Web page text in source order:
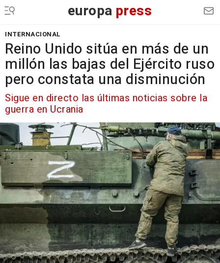
europa press
INTERNACIONAL
Reino Unido sitúa en más de un
millón las bajas del Ejército ruso
pero constata una disminución
Sigue en directo las últimas noticias sobre la
guerra en Ucrania